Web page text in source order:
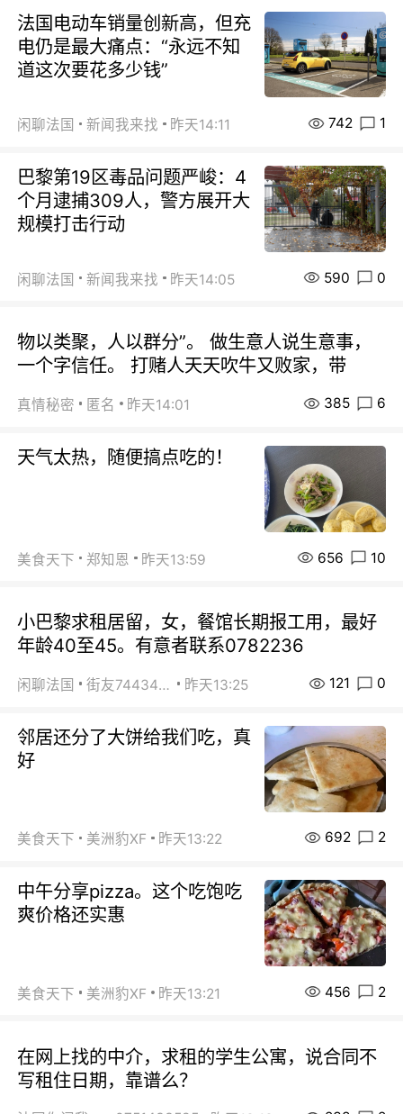
法国电动车销量创新高，但充
电仍是最大痛点：“永远不知
道这次要花多少钱”
闲聊法国 新闻我来找 昨天14:11 742 1
巴黎第19区毒品问题严峻：4
个月逮捕309人，警方展开大
规模打击行动
闲聊法国 新闻我来找 昨天14:05 590 0
物以类聚，人以群分”。 做生意人说生意事，
一个字信任。 打赌人天天吹牛又败家，带
真情秘密 匿名 昨天14:01 385 6
天气太热，随便搞点吃的！
美食天下 郑知恩 昨天13:59 656 10
小巴黎求租居留，女，餐馆长期报工用，最好
年龄40至45。有意者联系0782236
闲聊法国 街友74434350 昨天13:25 121 0
邻居还分了大饼给我们吃，真
好
美食天下 美洲豹XF 昨天13:22 692 2
中午分享pizza。这个吃饱吃
爽价格还实惠
美食天下 美洲豹XF 昨天13:21 456 2
在网上找的中介，求租的学生公寓，说合同不
写租住日期，靠谱么？